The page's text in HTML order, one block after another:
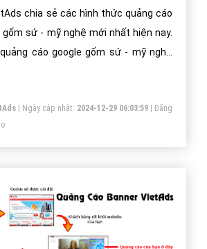
chia sẻ các hình thức quảng cáo
sứ - mỹ nghệ mới nhất hiện nay.
cáo google gốm sứ - mỹ nghệ
| Ngày cập nhật: 2024-12-29 06:03:59|Đăng